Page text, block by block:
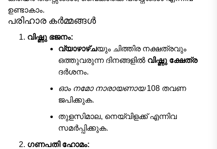
ഉണ്ടാകാം.
പരിഹാര കർമ്മങ്ങൾ
വിഷ്ണു ഭജനം:
വ്യാഴാഴ്ചയും ചിത്തിര നക്ഷത്രവും
ഒത്തുവരുന്ന ദിനങ്ങളിൽ വിഷ്ണു ക്ഷേത്ര
ദർശനം.
ഓം നമോ നാരായണായ108 തവണ
ജപിക്കുക.
തുളസിമാല, നെയ്‌വിളക്ക് എന്നിവ
സമർപ്പിക്കുക.
ഗണപതി ഹോമം: